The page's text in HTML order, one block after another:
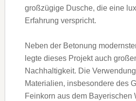
großzügige Dusche, die eine
Erfahrung verspricht.
Neben der Betonung
legte dieses Projekt auch
Nachhaltigkeit. Die
Materialien, insbesondere des
Feinkorn aus dem Bayerischen